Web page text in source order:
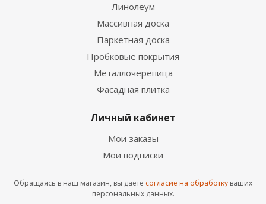
SPC покрытие Westerhof Vivace Капри 625*125*4
мм
2 150руб. /м2
SPC ламинат Cronafloor Radical Chiс Флитвуд
RC005
Линолеум
Массивная доска
Паркетная доска
Пробковые покрытия
Металлочерепица
Фасадная плитка
Личный кабинет
Мои заказы
Мои подписки
Обращаясь в наш магазин, вы даете согласие на обработку ваших
персональных данных.